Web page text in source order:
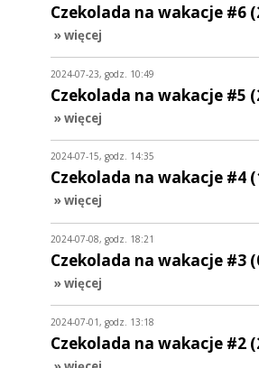
Czekolada na wakacje #6
» więcej
2024-07-23, godz. 10:49
Czekolada na wakacje #5
» więcej
2024-07-15, godz. 14:35
Czekolada na wakacje #4
» więcej
2024-07-08, godz. 18:21
Czekolada na wakacje #3
» więcej
2024-07-01, godz. 13:18
Czekolada na wakacje #2